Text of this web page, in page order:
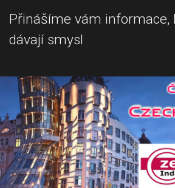
Přinášíme vám informace,
dávají smysl